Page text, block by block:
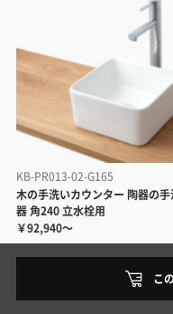
KB-PR013-02-G165
木の手洗いカウンター 陶器の
器 角240 立水栓用
￥92,940～
こ